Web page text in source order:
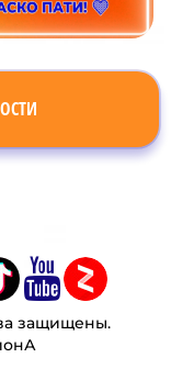
защищены.